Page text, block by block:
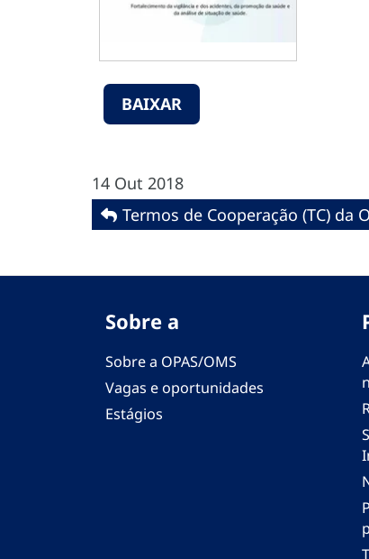
BAIXAR
14 Out 2018
Termos de Cooperação (TC) da
Sobre a
Sobre a OPAS/OMS
Vagas e oportunidades
Estágios